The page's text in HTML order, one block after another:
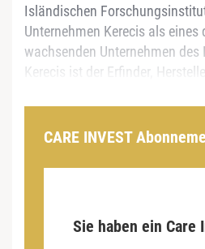
Isländischen
Unternehmen Kerecis als
wachsenden Unternehmen
Kerecis ist der Erfinder,
CARE INVEST
Sie haben ein Care